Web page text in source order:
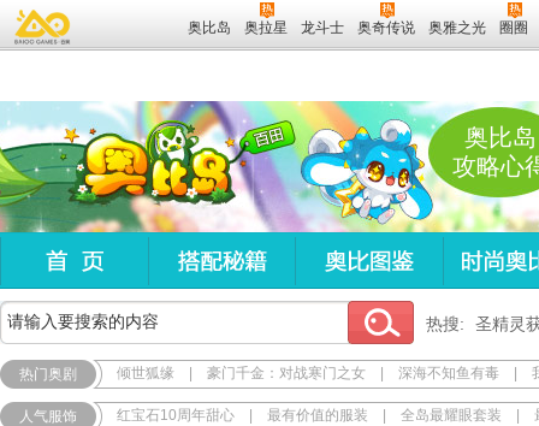
奥比岛 奥拉星 龙斗士 奥奇传说 奥雅之光 圈圈
奥比岛
攻略心
热搜: 圣精灵
热门奥剧 倾世狐缘 豪门千金：对战寒门之女 深海不知鱼有毒
人气服饰 红宝石10周年甜心 最有价值的服装 全岛最耀眼套装